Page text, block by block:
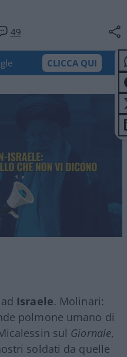
49
CLICCA QUI
Israele. Molinari:
polmone umano di
sul Giornale,
soldati da quelle